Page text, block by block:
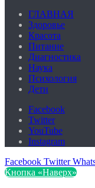
ГЛАВНАЯ
Здоровье
Красота
Питание
Диагностика
Наука
Психология
Дети
Facebook
Twitter
YouTube
Instagram
Facebook Twitter
Кнопка «Наверх»